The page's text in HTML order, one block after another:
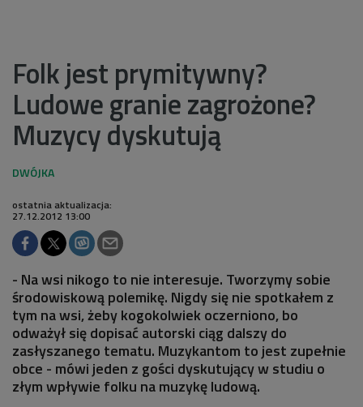
Folk jest prymitywny?
Ludowe granie zagrożone?
Muzycy dyskutują
ostatnia aktualizacja:
27.12.2012 13:00
- Na wsi nikogo to nie interesuje. Tworzymy sobie
środowiskową polemikę. Nigdy się nie spotkałem z
tym na wsi, żeby kogokolwiek oczerniono, bo
odważył się dopisać autorski ciąg dalszy do
zasłyszanego tematu. Muzykantom to jest zupełnie
obce - mówi jeden z gości dyskutujący w studiu o
złym wpływie folku na muzykę ludową.